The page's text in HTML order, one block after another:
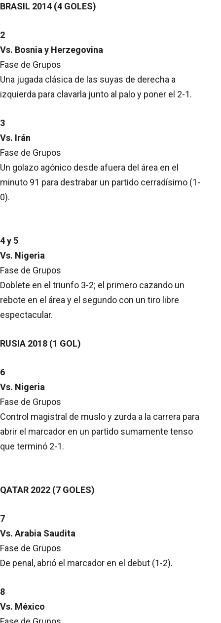
BRASIL 2014 (4 GOLES)
2
Vs. Bosnia y Herzegovina
Fase de Grupos
Una jugada clásica de las suyas de derecha a
izquierda para clavarla junto al palo y poner el 2-1.
3
Vs. Irán
Fase de Grupos
Un golazo agónico desde afuera del área en el
minuto 91 para destrabar un partido cerradísimo (1-
0).
4 y 5
Vs. Nigeria
Fase de Grupos
Doblete en el triunfo 3-2; el primero cazando un
rebote en el área y el segundo con un tiro libre
espectacular.
RUSIA 2018 (1 GOL)
6
Vs. Nigeria
Fase de Grupos
Control magistral de muslo y zurda a la carrera para
abrir el marcador en un partido sumamente tenso
que terminó 2-1.
QATAR 2022 (7 GOLES)
7
Vs. Arabia Saudita
Fase de Grupos
De penal, abrió el marcador en el debut (1-2).
8
Vs. México